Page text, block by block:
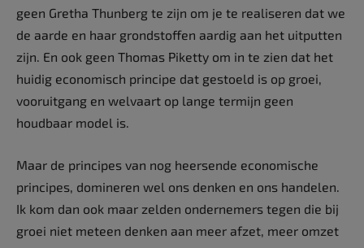
geen Gretha Thunberg te zijn om je te realiseren dat we
de aarde en haar grondstoffen aardig aan het uitputten
zijn. En ook geen Thomas Piketty om in te zien dat het
huidig economisch principe dat gestoeld is op groei,
vooruitgang en welvaart op lange termijn geen
houdbaar model is.
Maar de principes van nog heersende economische
principes, domineren wel ons denken en ons handelen.
Ik kom dan ook maar zelden ondernemers tegen die bij
groei niet meteen denken aan meer afzet, meer omzet